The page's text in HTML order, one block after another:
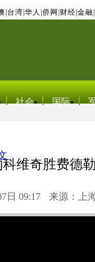
台湾 华人 侨网 财经 金融
社会 国际
维奇胜费德
日 09:17 来源：上